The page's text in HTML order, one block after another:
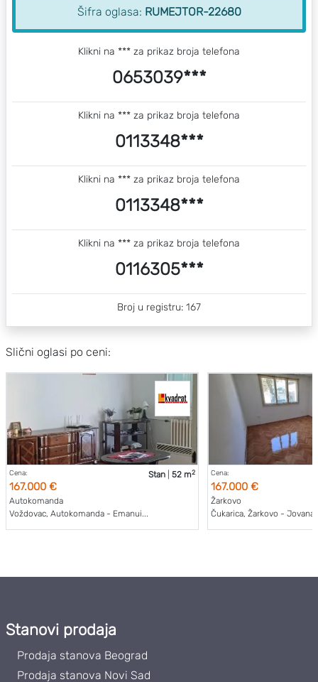
Šifra oglasa: RUMEJTOR-22680
Klikni na *** za prikaz broja telefona
0653039***
Klikni na *** za prikaz broja telefona
0113348***
Klikni na *** za prikaz broja telefona
0113348***
Klikni na *** za prikaz broja telefona
0116305***
Broj u registru: 167
Slični oglasi po ceni:
Cena:
167.000 €
Stan 52 m2
Autokomanda
Voždovac, Autokomanda - Emanui...
Cena:
167.000 €
Žarkovo
Čukarica, Žarkovo - Jovana
Stanovi prodaja
Prodaja stanova Beograd
Prodaja stanova Novi Sad